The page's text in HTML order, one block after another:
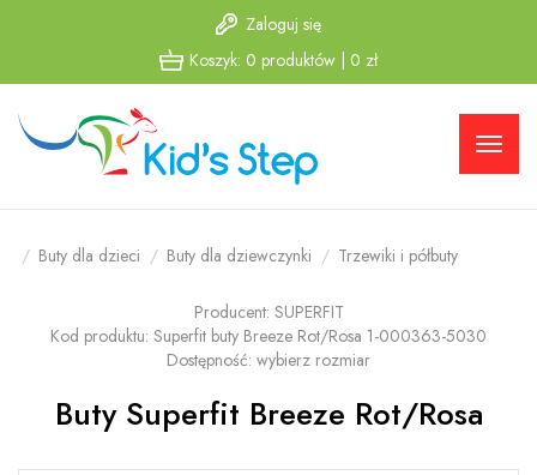
do menu
głównego
do
menu w
stopce
Zaloguj się
Koszyk: 0 produktów 0 zł
Buty dla dzieci Buty dla dziewczynki Trzewiki i półbuty
Producent: SUPERFIT
Kod produktu: Superfit buty Breeze Rot/Rosa 1-000363-5030
Dostępność: wybierz rozmiar
Buty Superfit Breeze Rot/Rosa